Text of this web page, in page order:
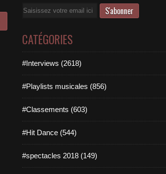
Email
CATÉGORIES
#Interviews (2618)
#Playlists musicales (856)
#Classements (603)
#Hit Dance (544)
#spectacles 2018 (149)